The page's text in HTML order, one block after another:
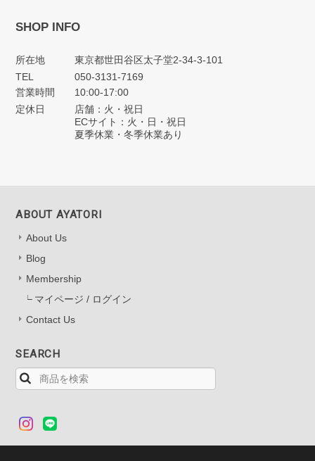
SHOP INFO
所在地
東京都世田谷区太子堂2-34-3-101
TEL
050-3131-7169
営業時間
10:00-17:00
定休日
店舗：火・祝日
ECサイト：火・日・祝日
夏季休業・冬季休業あり
ABOUT AYATORI
About Us
Blog
Membership
マイページ / ログイン
Contact Us
SEARCH